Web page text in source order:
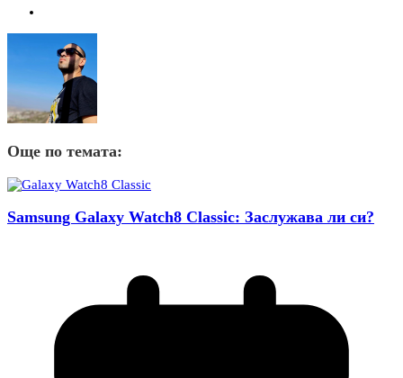
Още по темата:
Samsung Galaxy Watch8 Classic: Заслужава ли си?